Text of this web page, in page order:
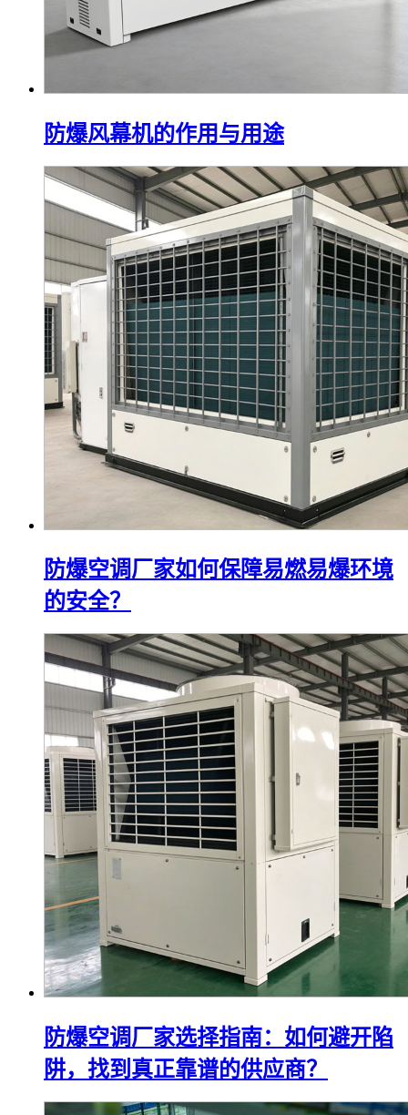
防爆风幕机的作用与用途
防爆空调厂家如何保障易燃易爆环境
的安全？
防爆空调厂家选择指南：如何避开陷
阱，找到真正靠谱的供应商？